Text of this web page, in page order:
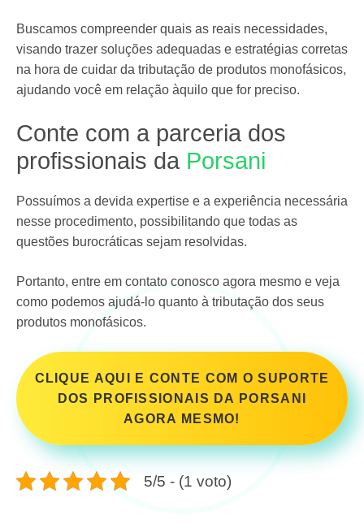
Buscamos compreender quais as reais necessidades,
visando trazer soluções adequadas e estratégias corretas
na hora de cuidar da tributação de produtos monofásicos,
ajudando você em relação àquilo que for preciso.
Conte com a parceria dos
profissionais da Porsani
Possuímos a devida expertise e a experiência necessária
nesse procedimento, possibilitando que todas as
questões burocráticas sejam resolvidas.
Portanto, entre em contato conosco agora mesmo e veja
como podemos ajudá-lo quanto à tributação dos seus
produtos monofásicos.
CLIQUE AQUI E CONTE COM O SUPORTE
DOS PROFISSIONAIS DA PORSANI
AGORA MESMO!
5/5 - (1 voto)